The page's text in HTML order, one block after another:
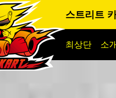
스트리트
최상단 소